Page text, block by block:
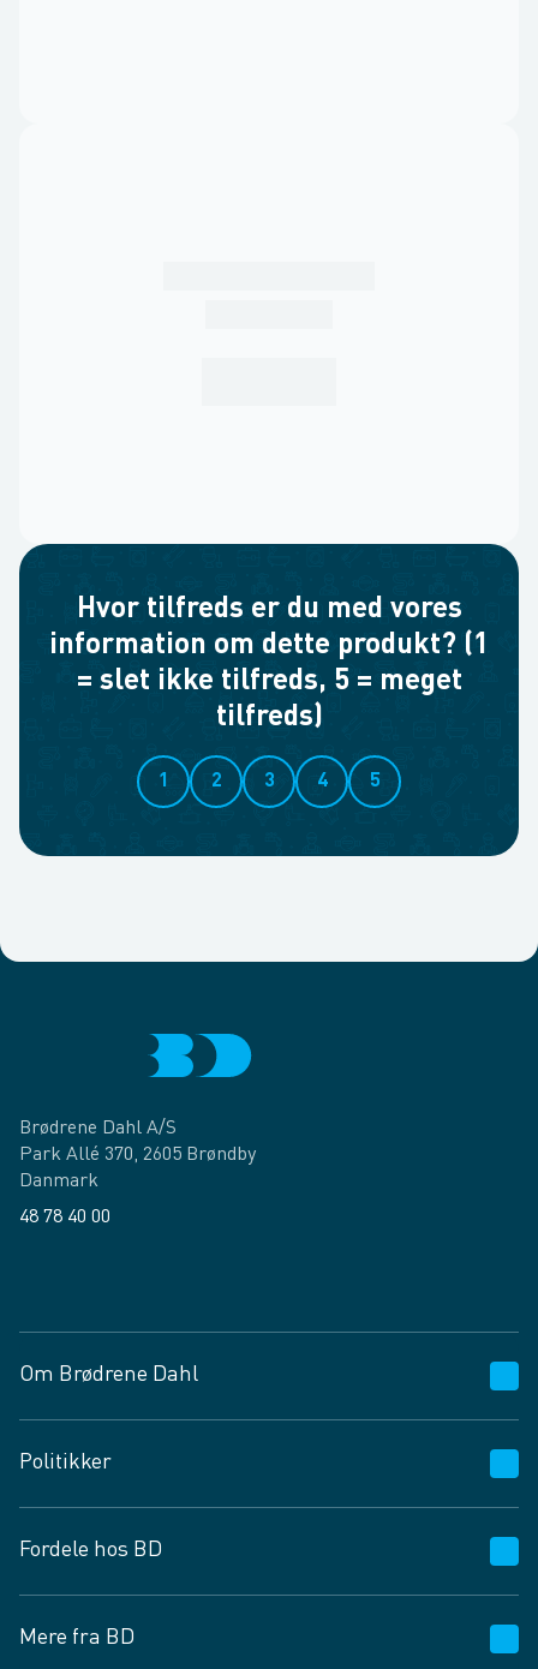
Hvor tilfreds er du med vores
information om dette produkt? (1
= slet ikke tilfreds, 5 = meget
tilfreds)
1 2 3 4 5
Brødrene Dahl A/S
Park Allé 370, 2605 Brøndby
Danmark
48 78 40 00
Om Brødrene Dahl
Vagttelefon 30 10 89 89
Spørgsmål og svar
Job og karriere
Fødevarekontrolrapport
Politikker
Privatlivspolitik
Cookies
Vilkår og betingelser
Fordele hos BD
BD app
Mere fra BD